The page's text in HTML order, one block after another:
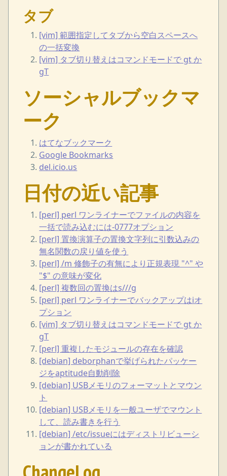
タブ
[vim] 範囲指定してタブから空白スペースへ
の一括変換
[vim] タブ切り替えはコマンドモードで gt か
gT
ソーシャルブックマ
ーク
はてなブックマーク
Google Bookmarks
del.icio.us
日付の近い記事
[perl] perl ワンライナーでファイルの内容を
一括で読み込むには-0777オプション
[perl] 置換演算子の置換文字列に引数込みの
無名関数の戻り値を使う
[perl] /m 修飾子の有無により正規表現 "^" や
"$" の意味が変化
[perl] 複数回の置換はs///g
[perl] perl ワンライナーでバックアップはiオ
プション
[vim] タブ切り替えはコマンドモードで gt か
gT
[perl] 重複したモジュールの存在を確認
[debian] deborphanで挙げられたパッケー
ジをaptitude自動削除
[debian] USBメモリのフォーマットとマウン
ト
[debian] USBメモリを一般ユーザでマウント
して、読み書きを行う
[debian] /etc/issueにはディストリビューシ
ョンが書かれている